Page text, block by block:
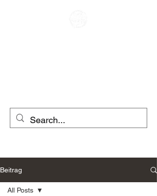
Beitrag
All Posts